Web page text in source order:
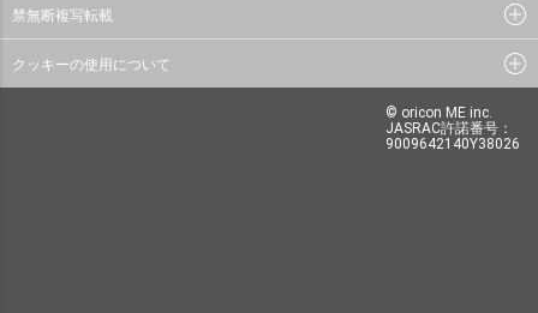
禁無断複写転載
クッキーの使用について
© oricon ME inc.
JASRAC許諾番号：
9009642140Y38026